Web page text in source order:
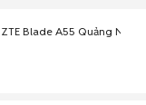
ZTE Blade A55 Quảng Ngãi